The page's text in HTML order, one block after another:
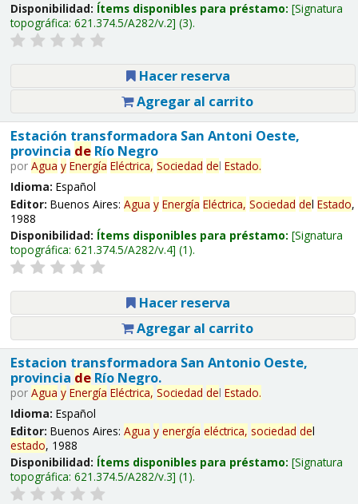
Disponibilidad: Ítems disponibles para préstamo: Signatura
topográfica: 621.374.5/A282/v.2 (3).
Hacer reserva
Agregar al carrito
Estación transformadora San Antoni Oeste,
provincia deRío Negro
por Agua y Energía Eléctrica, Sociedad del Estado.
Idioma: Español
Editor: Buenos Aires: Agua y Energía Eléctrica, Sociedad del Estado,
1988
Disponibilidad: Ítems disponibles para préstamo: Signatura
topográfica: 621.374.5/A282/v.4 (1).
Hacer reserva
Agregar al carrito
Estacion transformadora San Antonio Oeste,
provincia deRío Negro.
por Agua y Energía Eléctrica, Sociedad del Estado.
Idioma: Español
Editor: Buenos Aires: Agua y energía eléctrica, sociedad del
estado, 1988
Disponibilidad: Ítems disponibles para préstamo: Signatura
topográfica: 621.374.5/A282/v.3 (1).